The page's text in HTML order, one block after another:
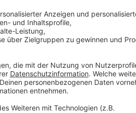
Tobias Schröter von außen (14.
kristallisierte sich eine
die Gäste nach 17 Minuten
Torschütze zum 9:6 war erneut
durch Janko Božović hatte der VfL
auf beiden Seiten
Minuten, ehe zunächst Essen und
das Tor trafen (12:9, 24. Minute).